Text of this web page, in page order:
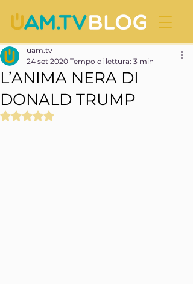
L’ANIMA NERA DI
DONALD TRUMP
uam.tv
24 set 2020 Tempo di lettura: 3 min
Valutazione NaN stelle su 5.